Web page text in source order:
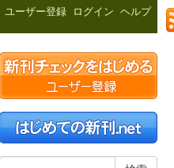
ユーザー登録 ログイン ヘルプ